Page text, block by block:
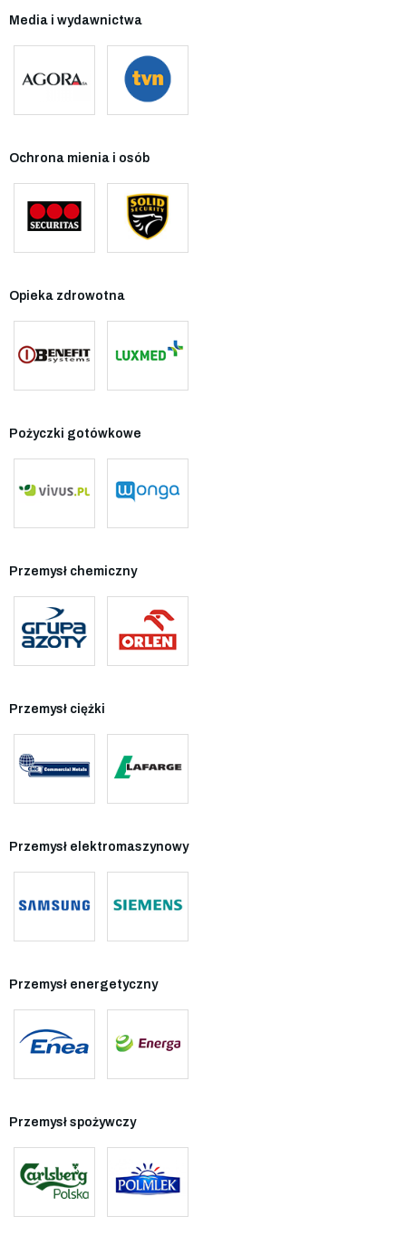
Media i wydawnictwa
Ochrona mienia i osób
Opieka zdrowotna
Pożyczki gotówkowe
Przemysł chemiczny
Przemysł ciężki
Przemysł elektromaszynowy
Przemysł energetyczny
Przemysł spożywczy